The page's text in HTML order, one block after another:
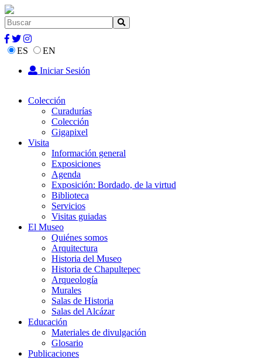
ES
EN
Iniciar Sesión
Colección
Curadurías
Colección
Gigapixel
Visita
Información general
Exposiciones
Agenda
Exposición: Bordado, de la virtud
Biblioteca
Servicios
Visitas guiadas
El Museo
Quiénes somos
Arquitectura
Historia del Museo
Historia de Chapultepec
Arqueología
Murales
Salas de Historia
Salas del Alcázar
Educación
Materiales de divulgación
Glosario
Publicaciones